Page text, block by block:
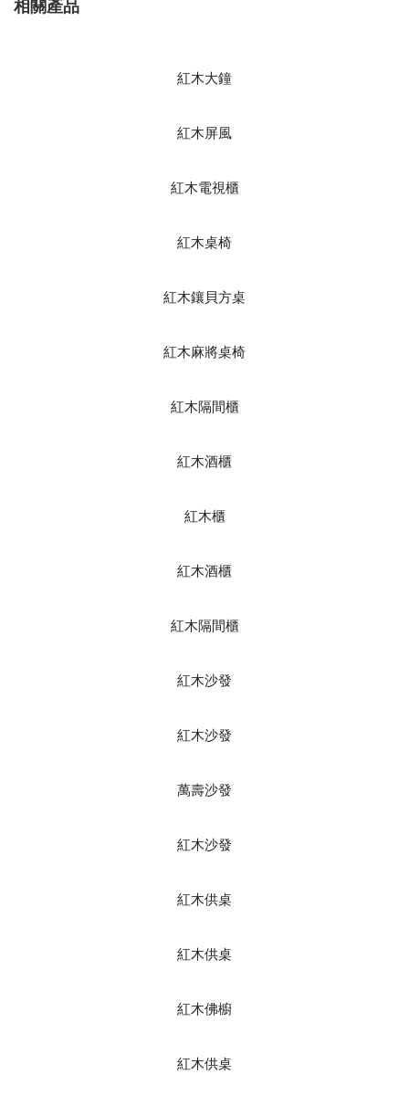
相關產品
紅木大鐘
紅木屏風
紅木電視櫃
紅木桌椅
紅木鑲貝方桌
紅木麻將桌椅
紅木隔間櫃
紅木酒櫃
紅木櫃
紅木酒櫃
紅木隔間櫃
紅木沙發
紅木沙發
萬壽沙發
紅木沙發
紅木供桌
紅木供桌
紅木佛櫥
紅木供桌